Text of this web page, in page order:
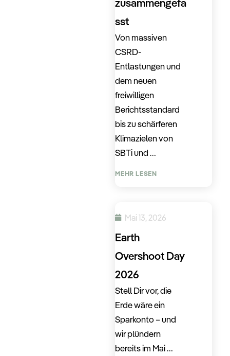
sst
Von massiven
CSRD-
Entlastungen und
dem neuen
freiwilligen
Berichtsstandard
bis zu schärferen
Klimazielen von
SBTi und …
MEHR LESEN
Mai 13, 2026
Earth
Overshoot Day
2026
Stell Dir vor, die
Erde wäre ein
Sparkonto – und
wir plündern
bereits im Mai …